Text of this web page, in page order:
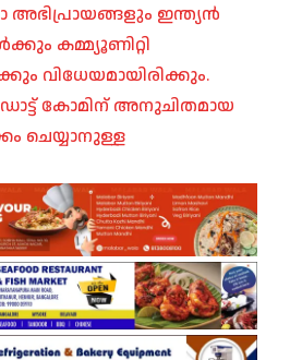
അഭിപ്രായങ്ങളും ഇന്ത്യൻ
കമ്മ്യൂണിറ്റി
വിധേയമായിരിക്കും.
കോമിന് അനുചിതമായ
ചെയ്യാനുള്ള